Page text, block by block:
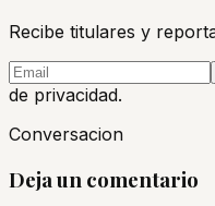
Recibe titulares y
de privacidad.
Conversacion
Deja un comentario